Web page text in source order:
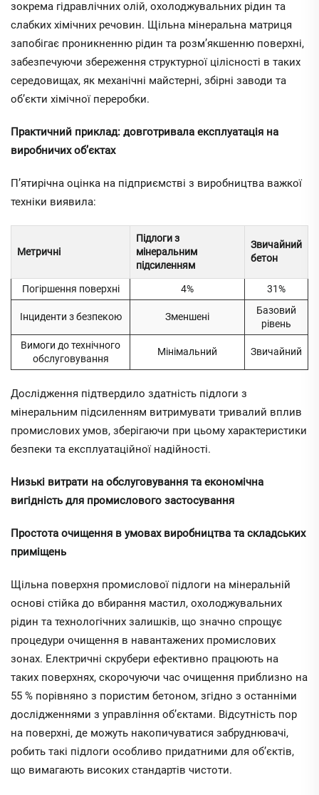
зокрема гідравлічних олій, охолоджувальних рідин та
слабких хімічних речовин. Щільна мінеральна матриця
запобігає проникненню рідин та розм’якшенню поверхні,
забезпечуючи збереження структурної цілісності в таких
середовищах, як механічні майстерні, збірні заводи та
об’єкти хімічної переробки.
Практичний приклад: довготривала експлуатація на
виробничих об’єктах
П’ятирічна оцінка на підприємстві з виробництва важкої
техніки виявила:
Метричні
Підлоги з
мінеральним
підсиленням
Звичайний
бетон
Погіршення поверхні 4% 31%
Інциденти з безпекою Зменшені
Базовий
рівень
Вимоги до технічного
обслуговування
Мінімальний Звичайний
Дослідження підтвердило здатність підлоги з
мінеральним підсиленням витримувати тривалий вплив
промислових умов, зберігаючи при цьому характеристики
безпеки та експлуатаційної надійності.
Низькі витрати на обслуговування та економічна
вигідність для промислового застосування
Простота очищення в умовах виробництва та складських
приміщень
Щільна поверхня промислової підлоги на мінеральній
основі стійка до вбирання мастил, охолоджувальних
рідин та технологічних залишків, що значно спрощує
процедури очищення в навантажених промислових
зонах. Електричні скрубери ефективно працюють на
таких поверхнях, скорочуючи час очищення приблизно на
55 % порівняно з пористим бетоном, згідно з останніми
дослідженнями з управління об’єктами. Відсутність пор
на поверхні, де можуть накопичуватися забруднювачі,
робить такі підлоги особливо придатними для об’єктів,
що вимагають високих стандартів чистоти.